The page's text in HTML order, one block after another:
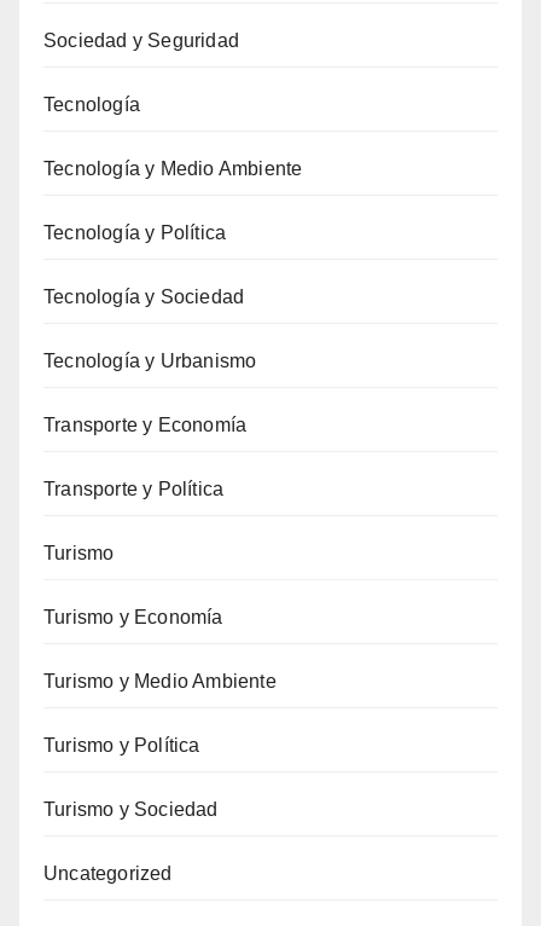
Sociedad y Seguridad
Tecnología
Tecnología y Medio Ambiente
Tecnología y Política
Tecnología y Sociedad
Tecnología y Urbanismo
Transporte y Economía
Transporte y Política
Turismo
Turismo y Economía
Turismo y Medio Ambiente
Turismo y Política
Turismo y Sociedad
Uncategorized